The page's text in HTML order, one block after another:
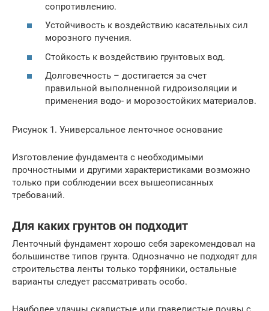
сопротивлению.
Устойчивость к воздействию касательных сил
морозного пучения.
Стойкость к воздействию грунтовых вод.
Долговечность – достигается за счет
правильной выполненной гидроизоляции и
применения водо- и морозостойких материалов.
Рисунок 1. Универсальное ленточное основание
Изготовление фундамента с необходимыми
прочностными и другими характеристиками возможно
только при соблюдении всех вышеописанных
требований.
Для каких грунтов он подходит
Ленточный фундамент хорошо себя зарекомендовал на
большинстве типов грунта. Однозначно не подходят для
строительства ленты только торфяники, остальные
варианты следует рассматривать особо.